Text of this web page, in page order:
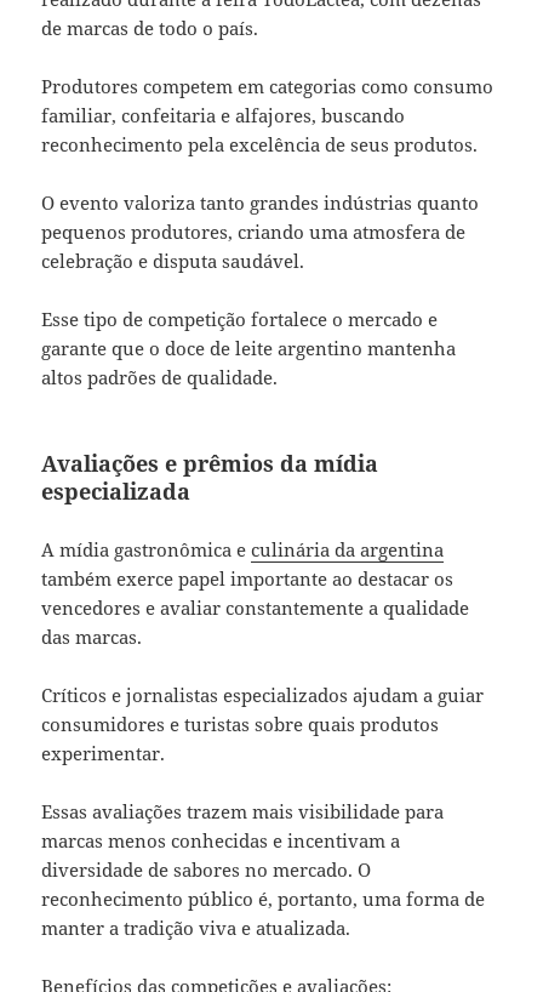
de marcas de todo o país.
Produtores competem em categorias como consumo
familiar, confeitaria e alfajores, buscando
reconhecimento pela excelência de seus produtos.
O evento valoriza tanto grandes indústrias quanto
pequenos produtores, criando uma atmosfera de
celebração e disputa saudável.
Esse tipo de competição fortalece o mercado e
garante que o doce de leite argentino mantenha
altos padrões de qualidade.
Avaliações e prêmios da mídia
especializada
A mídia gastronômica eculinária da argentina
também exerce papel importante ao destacar os
vencedores e avaliar constantemente a qualidade
das marcas.
Críticos e jornalistas especializados ajudam a guiar
consumidores e turistas sobre quais produtos
experimentar.
Essas avaliações trazem mais visibilidade para
marcas menos conhecidas e incentivam a
diversidade de sabores no mercado. O
reconhecimento público é, portanto, uma forma de
manter a tradição viva e atualizada.
Benefícios das competições e avaliações: